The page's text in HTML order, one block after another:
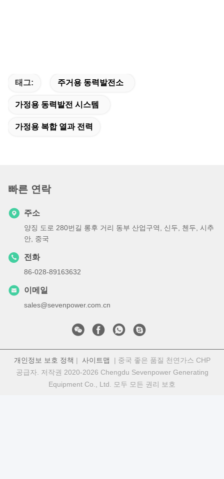
태그: 주거용 동력발전소
가정용 동력발전 시스템
가정용 복합 열과 전력
빠른 연락
주소
양징 도로 280번길 롱후 거리 동부 산업구역, 신두, 첸두, 시추
안, 중국
전화
86-028-89163632
이메일
sales@sevenpower.com.cn
개인정보 보호 정책 | 사이트맵 | 중국 좋은 품질 천연가스 CHP
공급자. 저작권 2020-2026 Chengdu Sevenpower Generating
Equipment Co., Ltd. 모두 모든 권리 보호